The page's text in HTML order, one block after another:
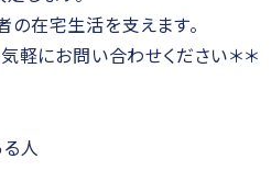
在宅生活を支えます。
軽にお問い合わせください＊＊
人